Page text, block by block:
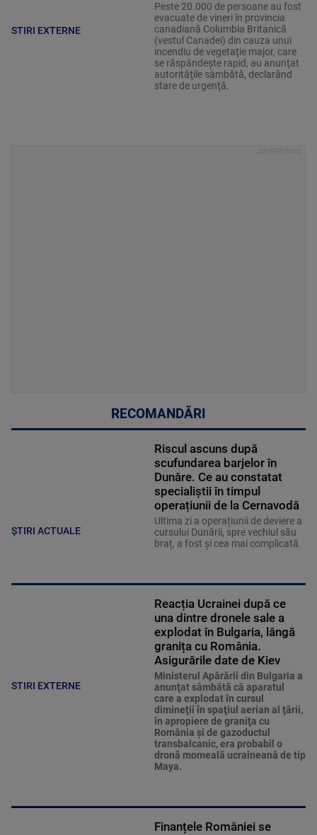
STIRI EXTERNE
Peste 20.000 de persoane au fost
evacuate de vineri în provincia
canadiană Columbia Britanică
(vestul Canadei) din cauza unui
incendiu de vegetaţie major, care
se răspândeşte rapid, au anunţat
autorităţile sâmbătă, declarând
stare de urgenţă.
RECOMANDĂRI
ȘTIRI ACTUALE
Riscul ascuns după
scufundarea barjelor în
Dunăre. Ce au constatat
specialiștii în timpul
operațiunii de la Cernavodă
Ultima zi a operațiunii de deviere a
cursului Dunării, spre vechiul său
braț, a fost și cea mai complicată.
STIRI EXTERNE
Reacția Ucrainei după ce
una dintre dronele sale a
explodat în Bulgaria, lângă
granița cu România.
Asigurările date de Kiev
Ministerul Apărării din Bulgaria a
anunţat sâmbătă că aparatul
care a explodat în cursul
dimineţii în spaţiul aerian al ţării,
în apropiere de graniţa cu
România şi de gazoductul
transbalcanic, era probabil o
dronă momeală ucraineană de tip
Maya.
Finanțele României se